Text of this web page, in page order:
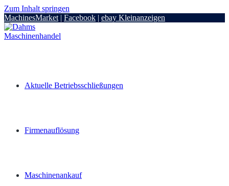
Zum Inhalt springen
MachinesMarket | Facebook | ebay Kleinanzeigen
Aktuelle Betriebsschließungen
Firmenauflösung
Maschinenankauf